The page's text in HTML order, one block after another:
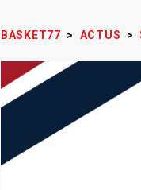
BASKET77 > ACTUS >